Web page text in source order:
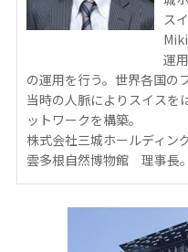
ス
運
の運用を行う。世界各国の
当時の人脈によりスイスを
ットワークを構築。
株式会社三城ホールディ
雲多根自然博物館 理事長。